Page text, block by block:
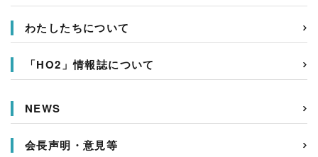
わたしたちについて
「HO2」情報誌について
NEWS
会長声明・意見等